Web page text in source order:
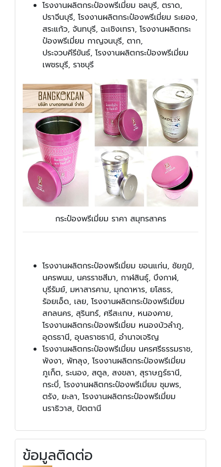
โรงงานผลิตกระป๋องพรีเมี่ยม ชลบุรี, ตราด,
ปราจีนบุรี, โรงงานผลิตกระป๋องพรีเมี่ยม ระยอง,
สระแก้ว, จันทบุรี, ฉะเชิงเทรา, โรงงานผลิตกระ
ป๋องพรีเมี่ยม กาญจนบุรี, ตาก,
ประจวบคีรีขันธ์, โรงงานผลิตกระป๋องพรีเมี่ยม
เพชรบุรี, ราชบุรี
กระป๋องพรีเมี่ยม ราคา สมุทรสาคร
โรงงานผลิตกระป๋องพรีเมี่ยม ขอนแก่น, ชัยภูมิ,
นครพนม, นครราชสีมา, กาฬสินธุ์, บึงกาฬ,
บุรีรัมย์, มหาสารคาม, มุกดาหาร, ยโสธร,
ร้อยเอ็ด, เลย, โรงงานผลิตกระป๋องพรีเมี่ยม
สกลนคร, สุรินทร์, ศรีสะเกษ, หนองคาย,
โรงงานผลิตกระป๋องพรีเมี่ยม หนองบัวลำภู,
อุดรธานี, อุบลราชธานี, อำนาจเจริญ
โรงงานผลิตกระป๋องพรีเมี่ยม นครศรีธรรมราช,
พังงา, พัทลุง, โรงงานผลิตกระป๋องพรีเมี่ยม
ภูเก็ต, ระนอง, สตูล, สงขลา, สุราษฎร์ธานี,
กระบี่, โรงงานผลิตกระป๋องพรีเมี่ยม ชุมพร,
ตรัง, ยะลา, โรงงานผลิตกระป๋องพรีเมี่ยม
นราธิวาส, ปัตตานี
ข้อมูลติดต่อ